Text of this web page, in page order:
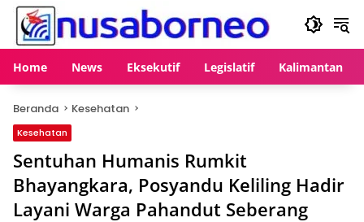
Langsung
konten
Home News Eksekutif Legislatif Kalimantan
Beranda Kesehatan
Kesehatan
Sentuhan Humanis Rumkit
Bhayangkara, Posyandu Keliling Hadir
Layani Warga Pahandut Seberang